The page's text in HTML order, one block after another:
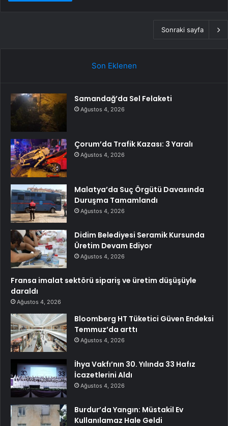
Sonraki sayfa
Son Eklenen
Samandağ’da Sel Felaketi
Ağustos 4, 2026
Çorum’da Trafik Kazası: 3 Yaralı
Ağustos 4, 2026
Malatya’da Suç Örgütü Davasında
Duruşma Tamamlandı
Ağustos 4, 2026
Didim Belediyesi Seramik Kursunda
Üretim Devam Ediyor
Ağustos 4, 2026
Fransa imalat sektörü sipariş ve üretim düşüşüyle
daraldı
Ağustos 4, 2026
Bloomberg HT Tüketici Güven Endeksi
Temmuz’da arttı
Ağustos 4, 2026
İhya Vakfı’nın 30. Yılında 33 Hafız
İcazetlerini Aldı
Ağustos 4, 2026
Burdur’da Yangın: Müstakil Ev
Kullanılamaz Hale Geldi